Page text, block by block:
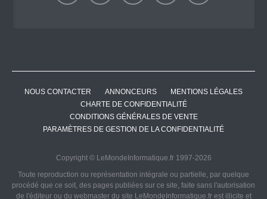
NOUS CONTACTER ANNONCEURS
MENTIONS LÉGALES
CHARTE DE CONFIDENTIALITÉ
CONDITIONS GÉNÉRALES DE VENTE
PARAMÈTRES DE GESTION DE LA CONFIDENTIALITÉ
Copyright © LeMondeInformatique.fr 1997-2026
Toute reproduction ou représentation intégrale ou partielle, par quelque
procédé que ce soit, des pages publiées sur ce site, faite sans l'autorisation
de l'éditeur ou du webmaster du site LeMondeInformatique.fr est illicite et